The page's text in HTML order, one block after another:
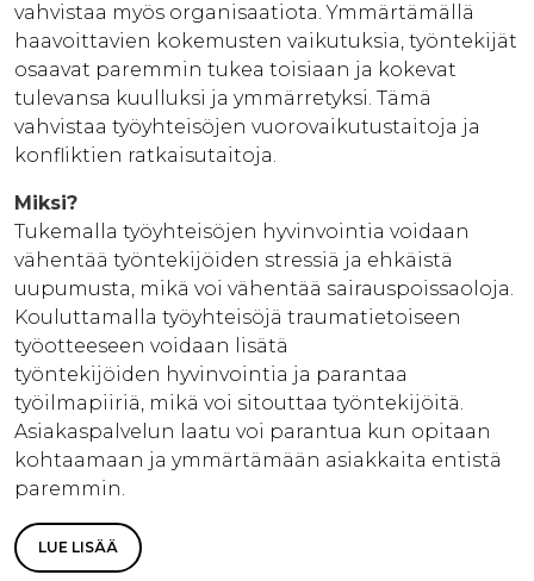
vahvistaa myös organisaatiota. Ymmärtämällä
haavoittavien kokemusten vaikutuksia, työntekijät
osaavat paremmin tukea toisiaan ja kokevat
tulevansa kuulluksi ja ymmärretyksi. Tämä
vahvistaa työyhteisöjen vuorovaikutustaitoja ja
konfliktien ratkaisutaitoja.
Miksi?
Tukemalla työyhteisöjen hyvinvointia voidaan
vähentää työntekijöiden stressiä ja ehkäistä
uupumusta, mikä voi vähentää sairauspoissaoloja.
Kouluttamalla työyhteisöjä traumatietoiseen
työotteeseen voidaan lisätä
työntekijöiden hyvinvointia ja parantaa
työilmapiiriä, mikä voi sitouttaa työntekijöitä.
Asiakaspalvelun laatu voi parantua kun opitaan
kohtaamaan ja ymmärtämään asiakkaita entistä
paremmin.
LUE LISÄÄ